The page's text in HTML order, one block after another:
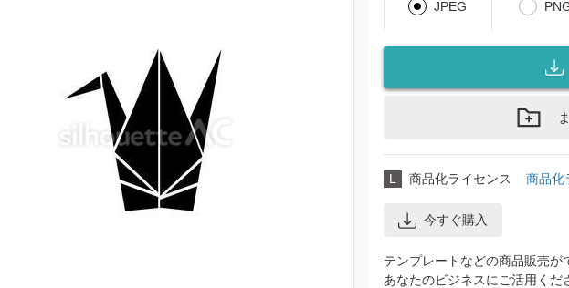
JPEG
L 商品化ライセンス 商品化
今すぐ購入
テンプレートなどの商品販売が
あなたのビジネスにご活用くだ